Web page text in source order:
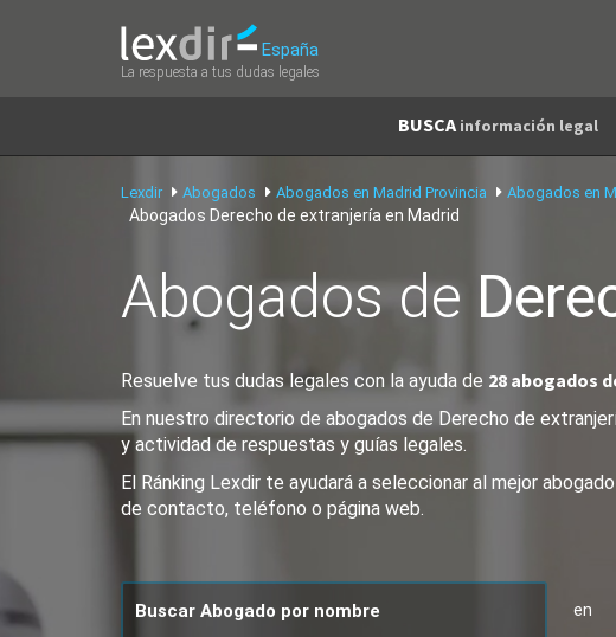
España
La respuesta a tus dudas legales
BUSCA información legal
Lexdir Abogados Abogados en Madrid Provincia Abogados en
Abogados Derecho de extranjería en Madrid
Abogados de
Resuelve tus dudas legales con la ayuda de 28 abogados
En nuestro directorio de abogados de Derecho de
y actividad de respuestas y guías legales.
El Ránking Lexdir te ayudará a seleccionar al mejor
de contacto, teléfono o página web.
en